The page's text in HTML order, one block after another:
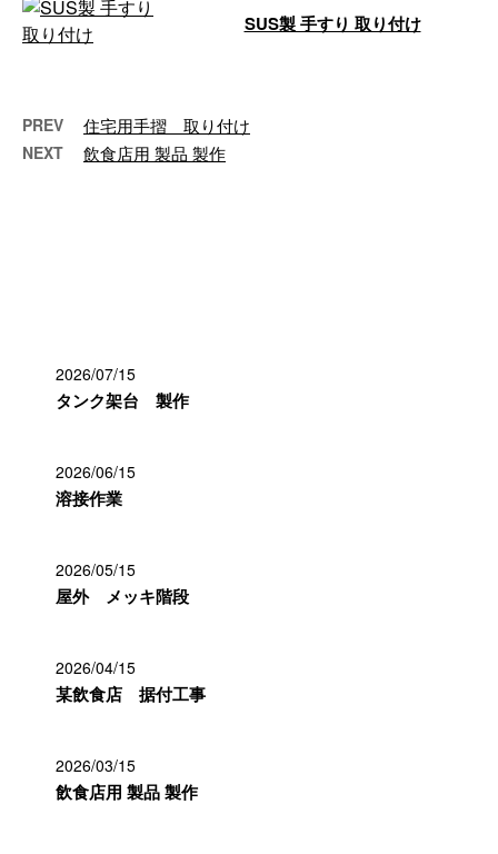
SUS製 手すり 取り付け
PREV 住宅用手摺 取り付け
NEXT 飲食店用 製品 製作
2026/07/15
タンク架台 製作
2026/06/15
溶接作業
2026/05/15
屋外 メッキ階段
2026/04/15
某飲食店 据付工事
2026/03/15
飲食店用 製品 製作